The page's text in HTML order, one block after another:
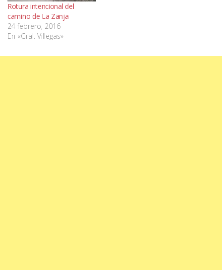
Rotura intencional del
camino de La Zanja
24 febrero, 2016
En «Gral. Villegas»